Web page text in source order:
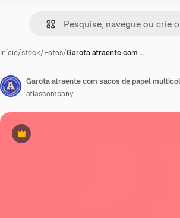
Início/stock/Fotos/Garota atraente com …
Premium
Garota atraente com sacos de papel
atlascompany